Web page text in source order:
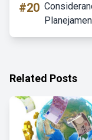
#20
Related Posts